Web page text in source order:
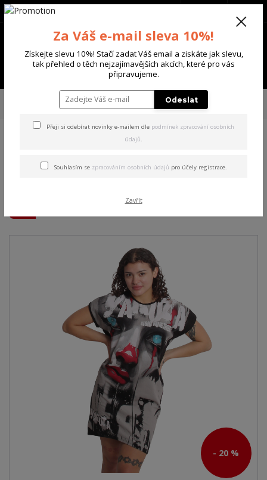
Menu
+420 702 136 620
ŠATY
Yakuza dámské šaty Red Nose Urban T-Shirt
Nose Urban T-Shirt Dress
- 20 %
Za Váš e-mail sleva 10%!
Získejte slevu 10%! Stačí zadat Váš email a ziskáte jak slevu,
tak přehled o těch nejzajímavějších akcích, které pro vás
připravujeme.
Odeslat
Přeji si odebírat novinky e-mailem dle podmínek zpracování osobních
údajů.
Souhlasím se zpracováním osobních údajů pro účely registrace.
Zavřít